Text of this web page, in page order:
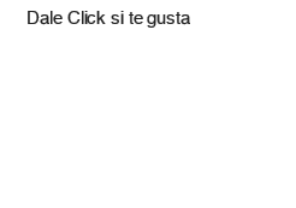
Dale Click si te gusta